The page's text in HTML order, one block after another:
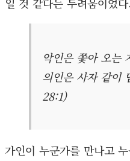
악인은 쫓아 오는
의인은 사자 같이
28:1)
가인이 누군가를 만나고